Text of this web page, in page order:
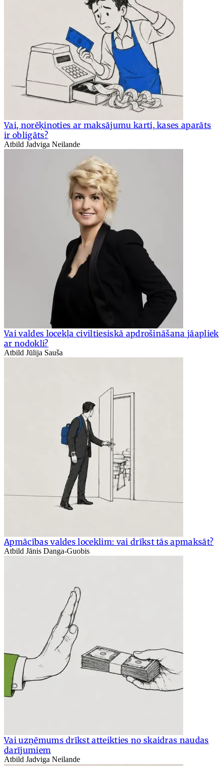
Vai, norēķinoties ar maksājumu karti, kases aparāts
ir obligāts?
Atbild Jadviga Neilande
Vai valdes locekļa civiltiesiskā apdrošināšana jāapliek
ar nodokli?
Atbild Jūlija Sauša
Apmācības valdes loceklim: vai drīkst tās apmaksāt?
Atbild Jānis Danga-Guobis
Vai uzņēmums drīkst atteikties no skaidras naudas
darījumiem
Atbild Jadviga Neilande